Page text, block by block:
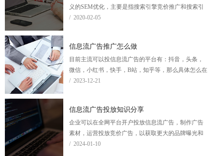
义的SEM优化，主要是指搜索引擎竞价推广和搜索引
擎快照优化。
/ 2020-02-05
信息流广告推广怎么做
目前主流可以投信息流广告的平台有：抖音，头条，
微信，小红书，快手，B站，知乎等，那么具体怎么在
这些平台推广信息流广告呢？
/ 2023-12-21
信息流广告投放知识分享
企业可以在全网平台开户投放信息流广告，制作广告
素材，运营投放竞价广告，以获取更大的品牌曝光和
线索转化。
/ 2024-01-10